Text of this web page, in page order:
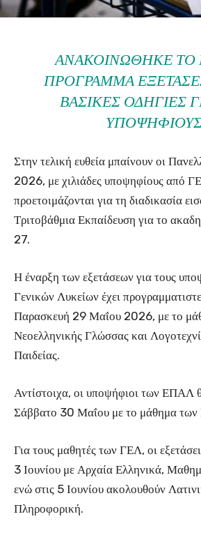
ΑΝΑΚΟΙΝΏΘΗΚΕ ΤΟ
ΠΡΌΓΡΑΜΜΑ
ΒΑΣΙΚΈΣ ΟΔΗΓΊΕΣ
Στην τελική ευθεία μπαίνουν οι
2026, με χιλιάδες υποψηφίους από
προετοιμάζονται για τη διαδικασία
Τριτοβάθμια Εκπαίδευση για το
27.
Η έναρξη των εξετάσεων για τους
Γενικών Λυκείων έχει
Παρασκευή 29 Μαΐου 2026, με το
Νεοελληνικής Γλώσσας και
Παιδείας.
Αντίστοιχα, οι υποψήφιοι των ΕΠΑΛ
Σάββατο 30 Μαΐου με το μάθημα των
Για τους μαθητές των ΓΕΛ, οι
3 Ιουνίου με Αρχαία Ελληνικά,
ενώ στις 5 Ιουνίου ακολουθούν
Πληροφορική.